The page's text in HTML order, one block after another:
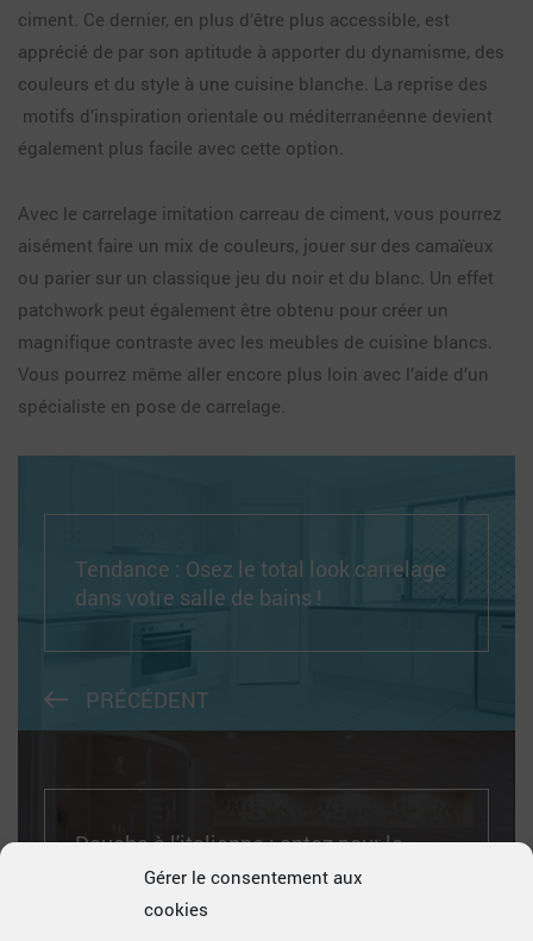
Gérer le consentement aux
cookies
ciment. Ce dernier, en plus d’être plus accessible, est
apprécié de par son aptitude à apporter du dynamisme, des
couleurs et du style à une cuisine blanche. La reprise des
motifs d’inspiration orientale ou méditerranéenne devient
également plus facile avec cette option.
Avec le carrelage imitation carreau de ciment, vous pourrez
aisément faire un mix de couleurs, jouer sur des camaïeux
ou parier sur un classique jeu du noir et du blanc. Un effet
patchwork peut également être obtenu pour créer un
magnifique contraste avec les meubles de cuisine blancs.
Vous pourrez même aller encore plus loin avec l’aide d’un
spécialiste en pose de carrelage.
Tendance : Osez le total look carrelage
dans votre salle de bains !
PRÉCÉDENT
Douche à l'italienne : optez pour le
design de carrelage le plus adapté